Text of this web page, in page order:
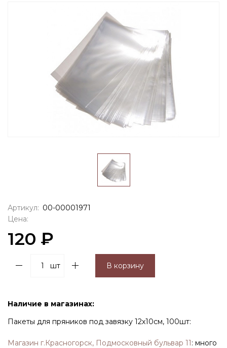
Артикул: 00-00001971
Цена:
120 ₽
шт В корзину
Наличие в магазинах:
Пакеты для пряников под завязку 12х10см, 100шт:
Магазин г.Красногорск, Подмосковный бульвар 11: много